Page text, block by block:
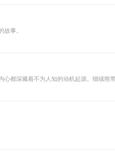
事。
都深藏着不为人知的动机起源。细绒熊